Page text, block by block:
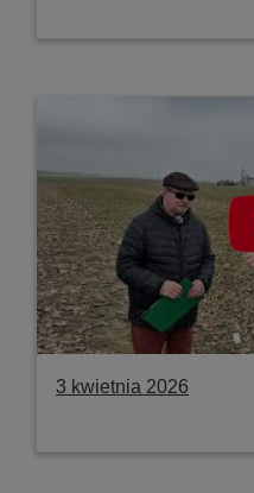
3 kwietnia 2026